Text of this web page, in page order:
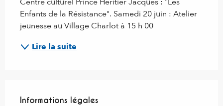
Enfants de la Résistance". Samedi 20 juin : Atelier
jeunesse au Village Charlot à 15 h 00
Lire la suite
Informations légales
Informations légales